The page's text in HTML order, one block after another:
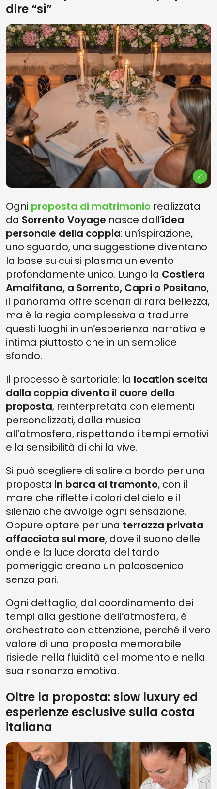
dire “sì”
Ogni proposta di matrimonio realizzata
da Sorrento Voyage nasce dall’idea
personale della coppia: un’ispirazione,
uno sguardo, una suggestione diventano
la base su cui si plasma un evento
profondamente unico. Lungo la Costiera
Amalfitana, a Sorrento, Capri o Positano,
il panorama offre scenari di rara bellezza,
ma è la regia complessiva a tradurre
questi luoghi in un’esperienza narrativa e
intima piuttosto che in un semplice
sfondo.
Il processo è sartoriale: la location scelta
dalla coppia diventa il cuore della
proposta, reinterpretata con elementi
personalizzati, dalla musica
all’atmosfera, rispettando i tempi emotivi
e la sensibilità di chi la vive.
Si può scegliere di salire a bordo per una
proposta in barca al tramonto, con il
mare che riflette i colori del cielo e il
silenzio che avvolge ogni sensazione.
Oppure optare per una terrazza privata
affacciata sul mare, dove il suono delle
onde e la luce dorata del tardo
pomeriggio creano un palcoscenico
senza pari.
Ogni dettaglio, dal coordinamento dei
tempi alla gestione dell’atmosfera, è
orchestrato con attenzione, perché il vero
valore di una proposta memorabile
risiede nella fluidità del momento e nella
sua risonanza emotiva.
Oltre la proposta: slow luxury ed
esperienze esclusive sulla costa
italiana